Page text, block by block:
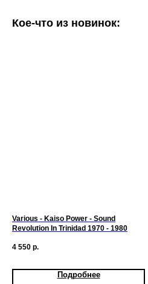
Кое-что из новинок:
Various - Kaiso Power - Sound
Revolution In Trinidad 1970 - 1980
4 550 р.
Подробнее